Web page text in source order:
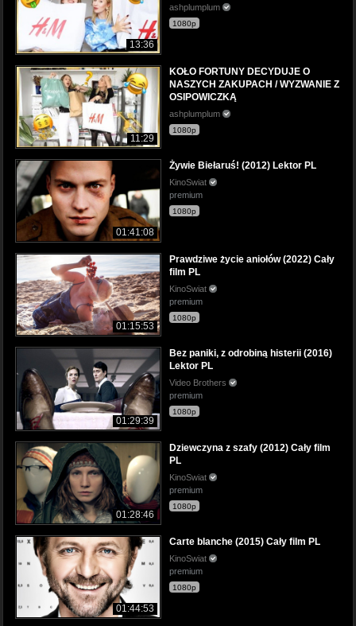
13:36
ashplumplum
1080p
11:29
KOŁO FORTUNY DECYDUJE O
NASZYCH ZAKUPACH / WYZWANIE Z
OSIPOWICZKĄ
ashplumplum
1080p
01:41:08
Żywie Biełaruś! (2012) Lektor PL
KinoSwiat
premium
1080p
01:15:53
Prawdziwe życie aniołów (2022) Cały
film PL
KinoSwiat
premium
1080p
01:29:39
Bez paniki, z odrobiną histerii (2016)
Lektor PL
Video Brothers
premium
1080p
01:28:46
Dziewczyna z szafy (2012) Cały film
PL
KinoSwiat
premium
1080p
01:44:53
Carte blanche (2015) Cały film PL
KinoSwiat
premium
1080p